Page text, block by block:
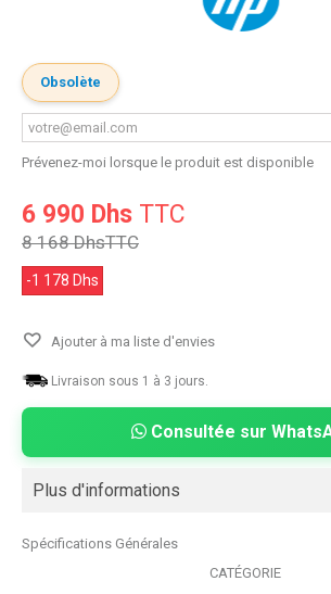
Obsolète
Prévenez-moi lorsque le produit est disponible
6 990 Dhs TTC
8 168 DhsTTC
-1 178 Dhs
Ajouter à ma liste d'envies
Livraison sous 1 à 3 jours.
Consultée sur
Plus d'informations
Spécifications Générales
CATÉGORIE